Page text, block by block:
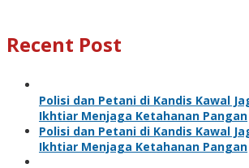
Recent Post
Polisi dan Petani di Kandis Kawal
Ikhtiar Menjaga Ketahanan Pangan
Polisi dan Petani di Kandis Kawal
Ikhtiar Menjaga Ketahanan Pangan